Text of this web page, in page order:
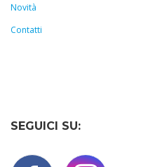
Novità
Contatti
SEGUICI SU: